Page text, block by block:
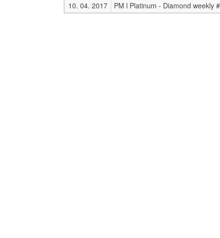
10. 04. 2017
PM l Platinum - Diamond weekly